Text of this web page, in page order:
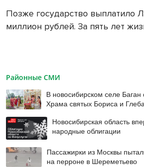
Позже государство выплатило
миллион рублей. За пять лет
Районные СМИ
В новосибирском селе
Храма святых Бориса и Глеба
Новосибирская область
народные облигации
Пассажирки из Москвы
на перроне в Шереметьево